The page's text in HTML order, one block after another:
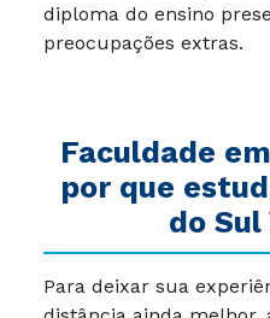
diploma do ensino
preocupações extras.
Faculdade
por que
do
Para deixar sua